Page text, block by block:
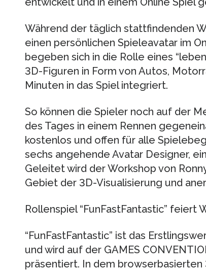
Während der täglich stattfindenden
einen persönlichen Spieleavatar im
begeben sich in die Rolle eines
3D-Figuren in Form von Autos,
Minuten in das Spiel integriert.
So können die Spieler noch auf der
des Tages in einem Rennen
kostenlos und offen für alle
sechs angehende Avatar Designer,
Geleitet wird der Workshop von
Gebiet der 3D-Visualisierung und
Rollenspiel “FunFastFantastic” feiert
“FunFastFantastic” ist das
und wird auf der GAMES
präsentiert. In dem